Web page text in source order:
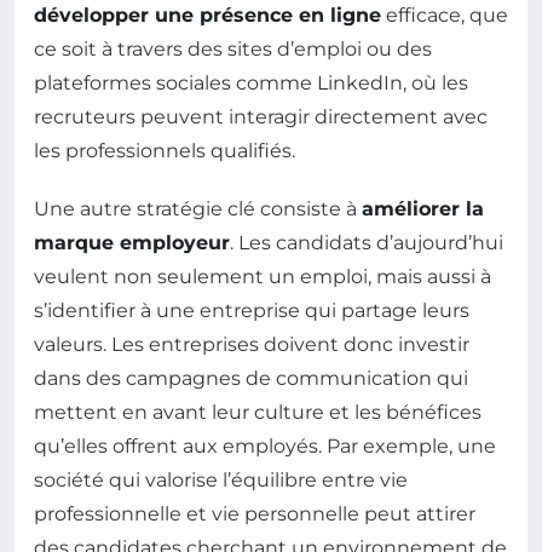
développer une présence en ligne efficace, que
ce soit à travers des sites d’emploi ou des
plateformes sociales comme LinkedIn, où les
recruteurs peuvent interagir directement avec
les professionnels qualifiés.
Une autre stratégie clé consiste à améliorer la
marque employeur. Les candidats d’aujourd’hui
veulent non seulement un emploi, mais aussi à
s’identifier à une entreprise qui partage leurs
valeurs. Les entreprises doivent donc investir
dans des campagnes de communication qui
mettent en avant leur culture et les bénéfices
qu’elles offrent aux employés. Par exemple, une
société qui valorise l’équilibre entre vie
professionnelle et vie personnelle peut attirer